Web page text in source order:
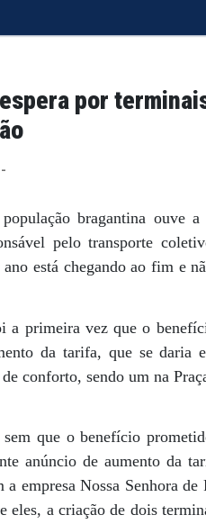
por
bragantina ouve a
pelo transporte
está chegando ao fim e
a primeira vez que o
da tarifa, que se daria
conforto, sendo um na
que o benefício
anúncio de aumento da
empresa Nossa Senhora
eles, a criação de dois